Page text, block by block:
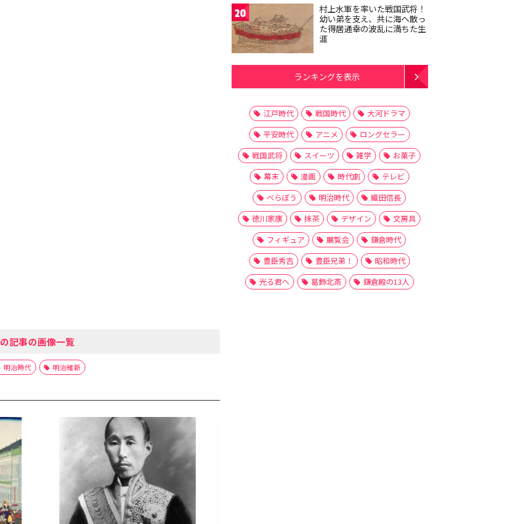
記事の画像一覧
明治時代 明治維新
20
村上水軍を率いた戦国武将！
幼い弟を支え、共に海へ散っ
た得居通幸の波乱に満ちた生
涯
ランキングを表示
江戸時代 戦国時代
大河ドラマ
平安時代
アニメ
ロングセラー
戦国武将
スイーツ 雑学
お菓子
幕末
漫画 時代劇
テレビ
べらぼう
明治時代
織田信長
徳川家康
抹茶 デザイン
文房具
フィギュア
展覧会
鎌倉時代
豊臣秀吉
豊臣兄弟！
昭和時代
光る君へ
葛飾北斎 鎌倉殿の13人